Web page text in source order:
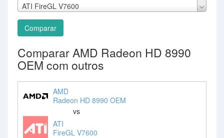
ATI FireGL V7600
Comparar
Comparar AMD Radeon HD 8990
OEM com outros
AMD
Radeon HD 8990 OEM
vs
ATI
FireGL V7600